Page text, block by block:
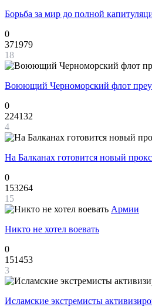
Борьба за мир до полной
0
371979
18
Воюющий Черноморский флот
0
224132
4
На Балканах готовится новый
0
153264
15
Армии
Никто не хотел воевать
0
151453
3
Исламские экстремисты